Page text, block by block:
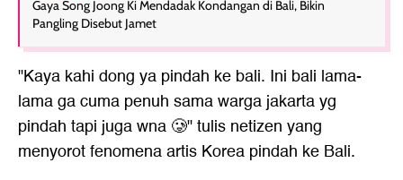
Gaya Song Joong Ki Mendadak Kondangan di Bali, Bikin
Pangling Disebut Jamet
"Kaya kahi dong ya pindah ke bali. Ini bali lama-
lama ga cuma penuh sama warga jakarta yg
pindah tapi juga wna 🥲" tulis netizen yang
menyorot fenomena artis Korea pindah ke Bali.